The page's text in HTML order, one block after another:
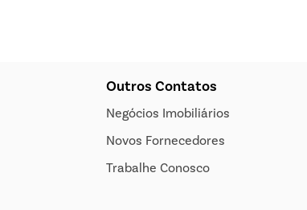
Outros Contatos
Negócios Imobiliários
Novos Fornecedores
Trabalhe Conosco